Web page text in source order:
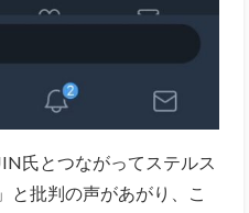
氏とつながってステルス
と批判の声があがり、こ